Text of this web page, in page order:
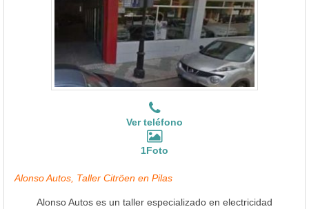
Ver teléfono
1Foto
Alonso Autos, Taller Citröen en Pilas
Alonso Autos es un taller especializado en electricidad